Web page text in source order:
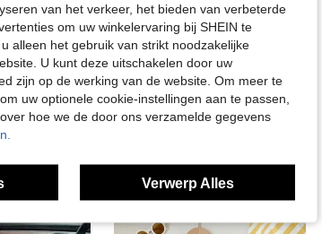
van het verkeer, het bieden van verbeterde
om uw winkelervaring bij SHEIN te
alleen het gebruik van strikt noodzakelijke
U kunt deze uitschakelen door uw
zijn op de werking van de website. Om meer te
uw optionele cookie-instellingen aan te passen,
hoe we de door ons verzamelde gegevens
Verwerp Alles